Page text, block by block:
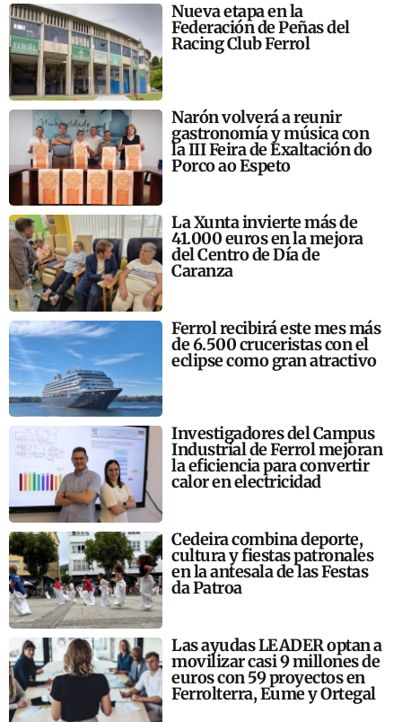
Nueva etapa en la
Federación de Peñas del
Racing Club Ferrol
Narón volverá a reunir
gastronomía y música con
la III Feira de Exaltación do
Porco ao Espeto
La Xunta invierte más de
41.000 euros en la mejora
del Centro de Día de
Caranza
Ferrol recibirá este mes más
de 6.500 cruceristas con el
eclipse como gran atractivo
Investigadores del Campus
Industrial de Ferrol mejoran
la eficiencia para convertir
calor en electricidad
Cedeira combina deporte,
cultura y fiestas patronales
en la antesala de las Festas
da Patroa
Las ayudas LEADER optan a
movilizar casi 9 millones de
euros con 59 proyectos en
Ferrolterra, Eume y Ortegal